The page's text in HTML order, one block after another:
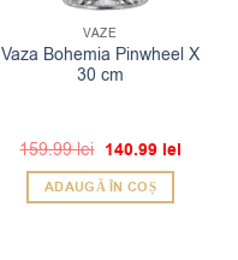
VAZE
Vaza Bohemia Pinwheel X
30 cm
159.99lei Prețul
a
fost:
159.99 lei.
140.99 leiPrețul
ADAUGĂ ÎN COȘ